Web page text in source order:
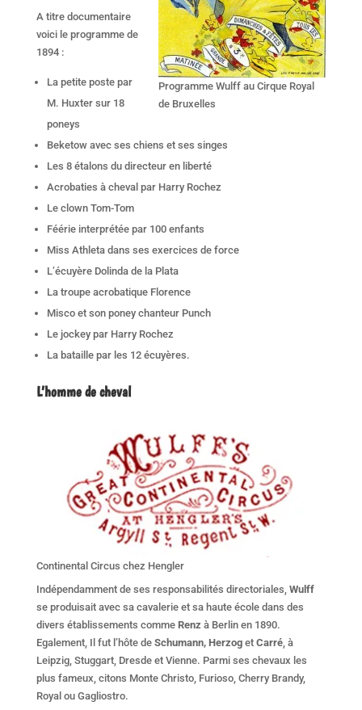
Programme Wulff au Cirque Royal
de Bruxelles
A titre documentaire
voici le programme de
1894 :
La petite poste par
M. Huxter sur 18
poneys
Beketow avec ses chiens et ses singes
Les 8 étalons du directeur en liberté
Acrobaties à cheval par Harry Rochez
Le clown Tom-Tom
Féérie interprétée par 100 enfants
Miss Athleta dans ses exercices de force
L’écuyère Dolinda de la Plata
La troupe acrobatique Florence
Misco et son poney chanteur Punch
Le jockey par Harry Rochez
La bataille par les 12 écuyères.
L’homme de cheval
Continental Circus chez Hengler
Indépendamment de ses responsabilités directoriales, Wulff
se produisait avec sa cavalerie et sa haute école dans des
divers établissements comme Renz à Berlin en 1890.
Egalement, Il fut l’hôte de Schumann, Herzoget Carré, à
Leipzig, Stuggart, Dresde et Vienne. Parmi ses chevaux les
plus fameux, citons Monte Christo, Furioso, Cherry Brandy,
Royal ou Gagliostro.